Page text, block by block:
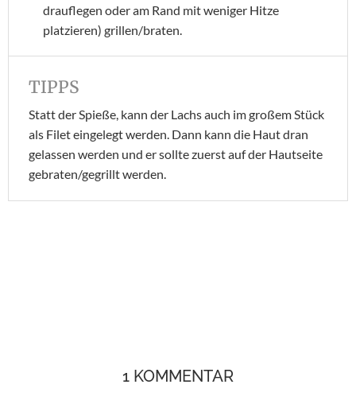
drauflegen oder am Rand mit weniger Hitze
platzieren) grillen/braten.
TIPPS
Statt der Spieße, kann der Lachs auch im großem Stück
als Filet eingelegt werden. Dann kann die Haut dran
gelassen werden und er sollte zuerst auf der Hautseite
gebraten/gegrillt werden.
1 KOMMENTAR